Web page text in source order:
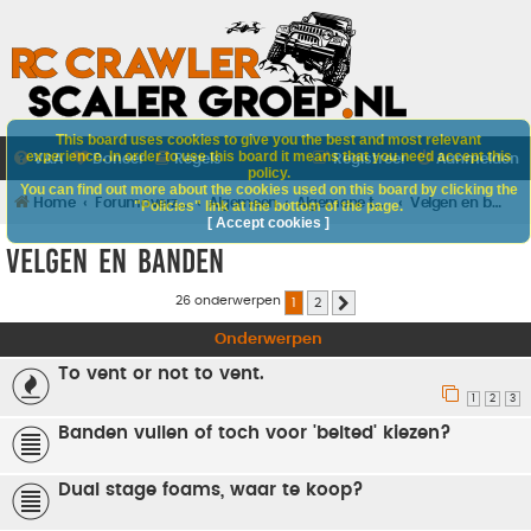
V&A Doneer Regels Aanmelden
Registreer
Home Forumoverzicht Algemeen Algemene techniek Velgen en banden
Velgen en banden
26 onderwerpen 2
Onderwerpen
To vent or not to vent.
2 3
Banden vullen of toch voor 'belted' kiezen?
Dual stage foams, waar te koop?
This board uses cookies to give you the best and most relevant
experience. In order to use this board it means that you need accept this
policy.
You can find out more about the cookies used on this board by clicking the
"Policies" link at the bottom of the page.
[ Accept cookies ]